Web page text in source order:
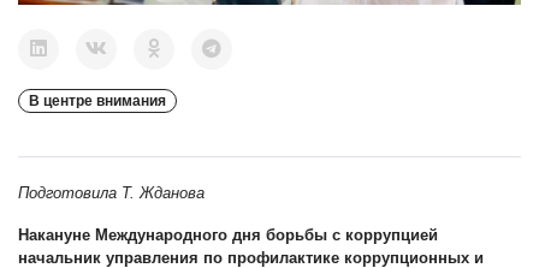
В центре внимания
Подготовила Т. Жданова
Накануне Международного дня борьбы с коррупцией
начальник управления по профилактике коррупционных и